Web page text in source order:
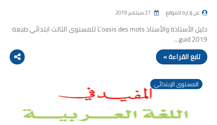
عن إدارة الموقع
دليل الأستاذة والأستاذ L'oasis des mots للمستوى الثالث ابتدائي طبعة
2019 guid…
تابع القراءة »
المستوى الإبتدائي